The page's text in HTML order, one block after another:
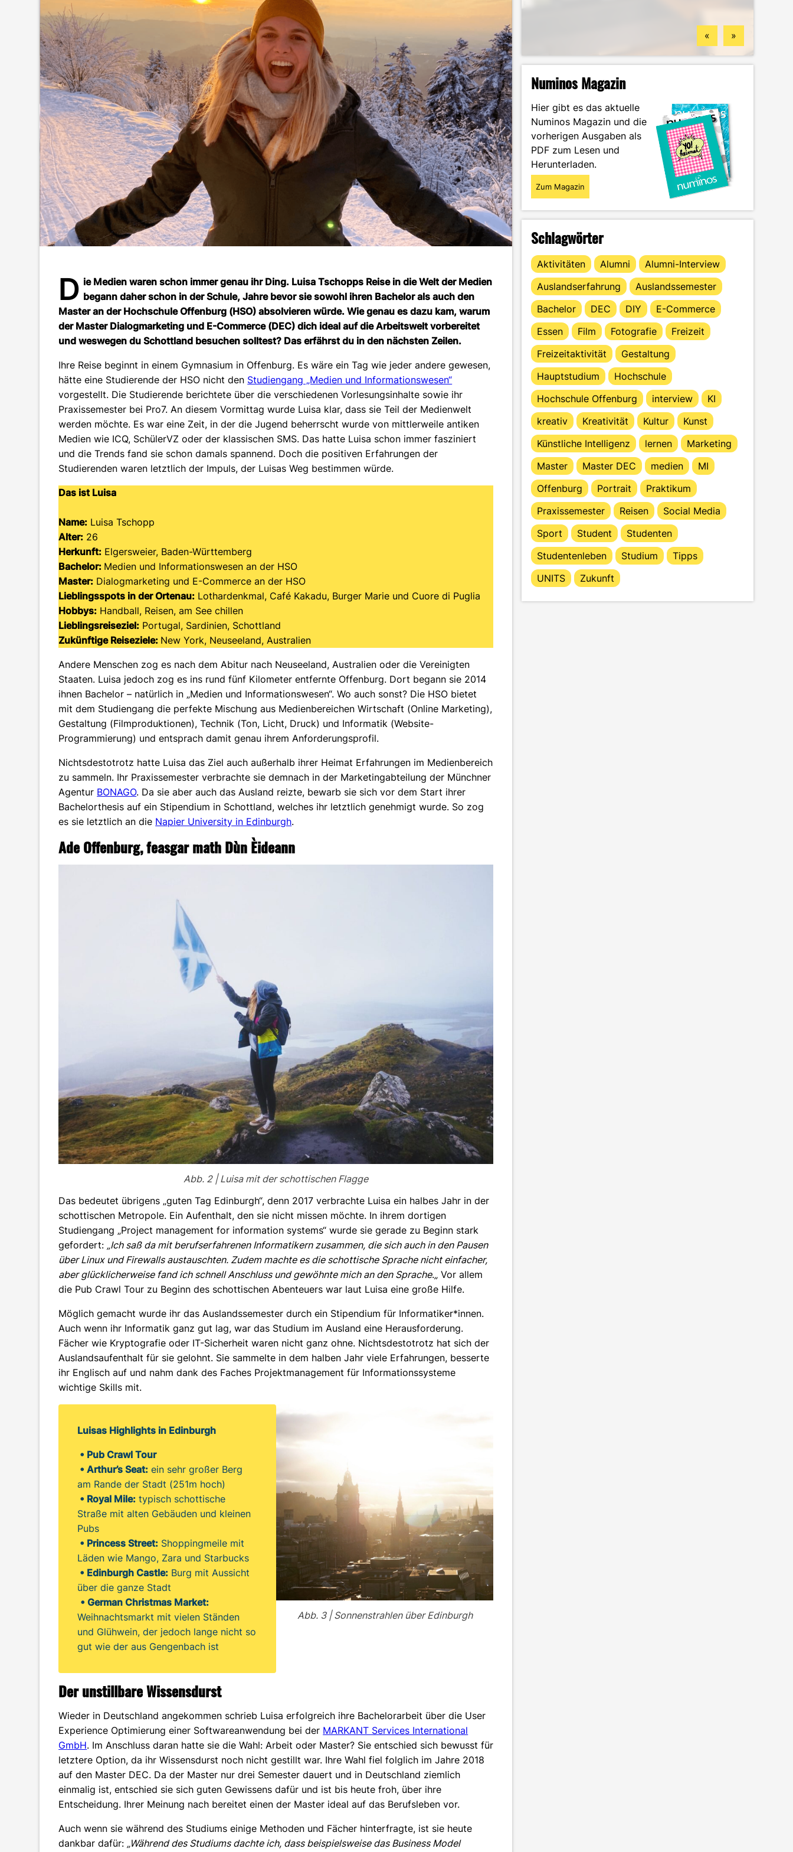
D ie Medien waren schon immer genau ihr Ding. Luisa Tschopps Reise in die Welt der Medien
begann daher schon in der Schule, Jahre bevor sie sowohl ihren Bachelor als auch den
Master an der Hochschule Offenburg (HSO) absolvieren würde. Wie genau es dazu kam, warum
der Master Dialogmarketing und E-Commerce (DEC) dich ideal auf die Arbeitswelt vorbereitet
und weswegen du Schottland besuchen solltest? Das erfährst du in den nächsten Zeilen.
Ihre Reise beginnt in einem Gymnasium in Offenburg. Es wäre ein Tag wie jeder andere gewesen,
hätte eine Studierende der HSO nicht den Studiengang „Medien und Informationswesen“
vorgestellt. Die Studierende berichtete über die verschiedenen Vorlesungsinhalte sowie ihr
Praxissemester bei Pro7. An diesem Vormittag wurde Luisa klar, dass sie Teil der Medienwelt
werden möchte. Es war eine Zeit, in der die Jugend beherrscht wurde von mittlerweile antiken
Medien wie ICQ, SchülerVZ oder der klassischen SMS. Das hatte Luisa schon immer fasziniert
und die Trends fand sie schon damals spannend. Doch die positiven Erfahrungen der
Studierenden waren letztlich der Impuls, der Luisas Weg bestimmen würde.
Das ist Luisa
Name: Luisa Tschopp
Alter: 26
Herkunft: Elgersweier, Baden-Württemberg
Bachelor: Medien und Informationswesen an der HSO
Master: Dialogmarketing und E-Commerce an der HSO
Lieblingsspots in der Ortenau: Lothardenkmal, Café Kakadu, Burger Marie und Cuore di Puglia
Hobbys: Handball, Reisen, am See chillen
Lieblingsreiseziel: Portugal, Sardinien, Schottland
Zukünftige Reiseziele: New York, Neuseeland, Australien
Andere Menschen zog es nach dem Abitur nach Neuseeland, Australien oder die Vereinigten
Staaten. Luisa jedoch zog es ins rund fünf Kilometer entfernte Offenburg. Dort begann sie 2014
ihnen Bachelor – natürlich in „Medien und Informationswesen“. Wo auch sonst? Die HSO bietet
mit dem Studiengang die perfekte Mischung aus Medienbereichen Wirtschaft (Online Marketing),
Gestaltung (Filmproduktionen), Technik (Ton, Licht, Druck) und Informatik (Website-
Programmierung) und entsprach damit genau ihrem Anforderungsprofil.
Nichtsdestotrotz hatte Luisa das Ziel auch außerhalb ihrer Heimat Erfahrungen im Medienbereich
zu sammeln. Ihr Praxissemester verbrachte sie demnach in der Marketingabteilung der Münchner
Agentur BONAGO. Da sie aber auch das Ausland reizte, bewarb sie sich vor dem Start ihrer
Bachelorthesis auf ein Stipendium in Schottland, welches ihr letztlich genehmigt wurde. So zog
es sie letztlich an die Napier University in Edinburgh.
Ade Offenburg, feasgar math Dùn Èideann
Abb. 2 | Luisa mit der schottischen Flagge
Das bedeutet übrigens „guten Tag Edinburgh“, denn 2017 verbrachte Luisa ein halbes Jahr in der
schottischen Metropole. Ein Aufenthalt, den sie nicht missen möchte. In ihrem dortigen
Studiengang „Project management for information systems“ wurde sie gerade zu Beginn stark
gefordert: „Ich saß da mit berufserfahrenen Informatikern zusammen, die sich auch in den Pausen
über Linux und Firewalls austauschten. Zudem machte es die schottische Sprache nicht einfacher,
aber glücklicherweise fand ich schnell Anschluss und gewöhnte mich an den Sprache.„ Vor allem
die Pub Crawl Tour zu Beginn des schottischen Abenteuers war laut Luisa eine große Hilfe.
Möglich gemacht wurde ihr das Auslandssemester durch ein Stipendium für Informatiker*innen.
Auch wenn ihr Informatik ganz gut lag, war das Studium im Ausland eine Herausforderung.
Fächer wie Kryptografie oder IT-Sicherheit waren nicht ganz ohne. Nichtsdestotrotz hat sich der
Auslandsaufenthalt für sie gelohnt. Sie sammelte in dem halben Jahr viele Erfahrungen, besserte
ihr Englisch auf und nahm dank des Faches Projektmanagement für Informationssysteme
wichtige Skills mit.
Luisas Highlights in Edinburgh
• Pub Crawl Tour
• Arthur’s Seat: ein sehr großer Berg
am Rande der Stadt (251m hoch)
• Royal Mile: typisch schottische
Straße mit alten Gebäuden und kleinen
Pubs
• Princess Street: Shoppingmeile mit
Läden wie Mango, Zara und Starbucks
• Edinburgh Castle: Burg mit Aussicht
über die ganze Stadt
• German Christmas Market:
Weihnachtsmarkt mit vielen Ständen
und Glühwein, der jedoch lange nicht so
gut wie der aus Gengenbach ist
Abb. 3 | Sonnenstrahlen über Edinburgh
Der unstillbare Wissensdurst
Wieder in Deutschland angekommen schrieb Luisa erfolgreich ihre Bachelorarbeit über die User
Experience Optimierung einer Softwareanwendung bei der MARKANT Services International
GmbH. Im Anschluss daran hatte sie die Wahl: Arbeit oder Master? Sie entschied sich bewusst für
letztere Option, da ihr Wissensdurst noch nicht gestillt war. Ihre Wahl fiel folglich im Jahre 2018
auf den Master DEC. Da der Master nur drei Semester dauert und in Deutschland ziemlich
einmalig ist, entschied sie sich guten Gewissens dafür und ist bis heute froh, über ihre
Entscheidung. Ihrer Meinung nach bereitet einen der Master ideal auf das Berufsleben vor.
Auch wenn sie während des Studiums einige Methoden und Fächer hinterfragte, ist sie heute
dankbar dafür: „Während des Studiums dachte ich, dass beispielsweise das Business Model
« »
Numinos Magazin
Hier gibt es das aktuelle
Numinos Magazin und die
vorherigen Ausgaben als
PDF zum Lesen und
Herunterladen.
Zum Magazin
Schlagwörter
Aktivitäten Alumni
Alumni-Interview
Auslandserfahrung
Auslandssemester
Bachelor
DEC DIY
E-Commerce
Essen
Film Fotografie
Freizeit
Freizeitaktivität
Gestaltung
Hauptstudium
Hochschule
Hochschule Offenburg
interview
KI
kreativ
Kreativität Kultur
Kunst
Künstliche Intelligenz
lernen
Marketing
Master
Master DEC medien
MI
Offenburg
Portrait
Praktikum
Praxissemester
Reisen
Social Media
Sport
Student
Studenten
Studentenleben
Studium
Tipps
UNITS
Zukunft